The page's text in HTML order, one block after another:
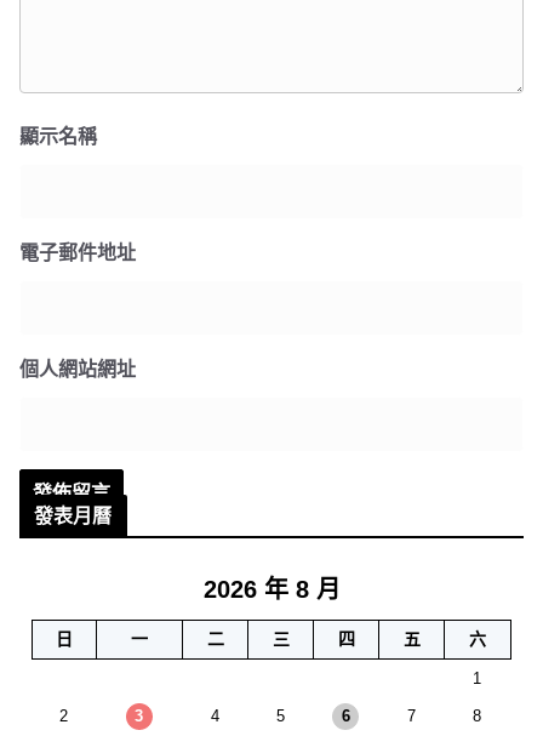
顯示名稱
電子郵件地址
個人網站網址
發表月曆
2026 年 8 月
日 一 二 三 四 五 六
1
2 3 4 5 6 7 8